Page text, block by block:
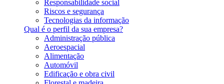
Responsabilidade social
Riscos e segurança
Tecnologias da informação
Qual é o perfil da sua empresa?
Administração pública
Aeroespacial
Alimentação
Automóvil
Edificação e obra civil